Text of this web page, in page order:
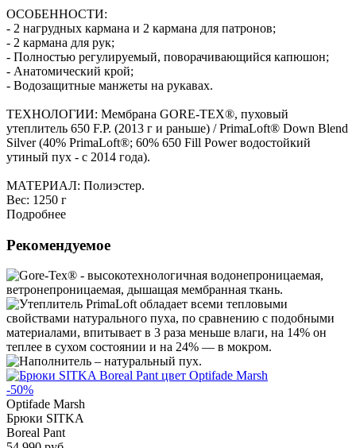
ОСОБЕННОСТИ:
- 2 нагрудных кармана и 2 кармана для патронов;
- 2 кармана для рук;
- Полностью регулируемый, поворачивающийся капюшон;
- Анатомический крой;
- Водозащитные манжеты на рукавах.
ТЕХНОЛОГИИ: Мембрана GORE-TEX®, пуховый
утеплитель 650 F.P. (2013 г и раньше) / PrimaLoft® Down Blend
Silver (40% PrimaLoft®; 60% 650 Fill Power водостойкий
утиный пух - с 2014 года).
МАТЕРИАЛ: Полиэстер.
Вес: 1250 г
Подробнее
Рекомендуемое
-50%
Optifade Marsh
Брюки SITKA
Boreal Pant